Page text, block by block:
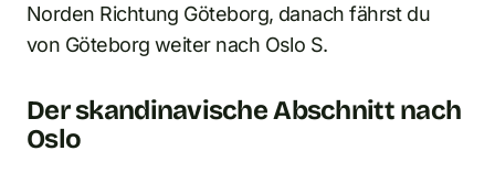
Norden Richtung Göteborg, danach fährst du
von Göteborg weiter nach Oslo S.
Der skandinavische Abschnitt nach
Oslo